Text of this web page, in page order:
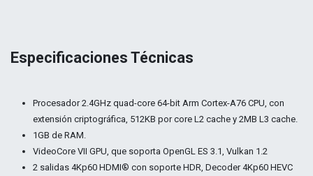
Especificaciones Técnicas
Procesador 2.4GHz quad-core 64-bit Arm Cortex-A76 CPU, con
extensión criptográfica, 512KB por core L2 cache y 2MB L3 cache.
1GB de RAM.
VideoCore VII GPU, que soporta OpenGL ES 3.1, Vulkan 1.2
2 salidas 4Kp60 HDMI® con soporte HDR, Decoder 4Kp60 HEVC